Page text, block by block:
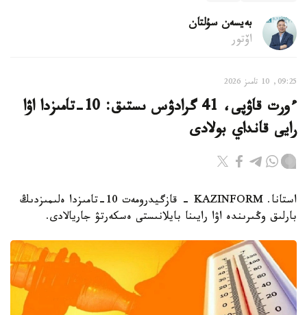
بەيسەن سۇلتان
اۆتور
09:25, 10 تامىز 2026
ءورت قاۋپى، 41 گرادۋس ىستىق: 10-تامىزدا اۋا
رايى قانداي بولادى
استانا. KAZINFORM - قازگيدرومەت 10-تامىزدا ەلىمىزدىڭ
بارلىق وڭىرىندە اۋا رايىنا بايلانىستى ەسكەرتۋ جاريالادى.